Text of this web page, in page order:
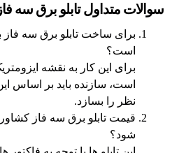
سوالات متداول تابلو برق سه
برای ساخت تابلو برق سه فاز
است؟
برای این کار به نقشه
است، سازنده باید بر اساس
نظر را بسازد.
قیمت تابلو برق سه فاز
شود؟